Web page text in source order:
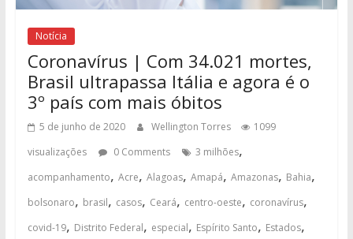
Notícia
Coronavírus | Com 34.021 mortes,
Brasil ultrapassa Itália e agora é o
3º país com mais óbitos
5 de junho de 2020 Wellington Torres
1099
visualizações
0 Comments 3 milhões,
acompanhamento, Acre, Alagoas, Amapá, Amazonas, Bahia,
bolsonaro, brasil, casos, Ceará, centro-oeste, coronavírus,
covid-19, Distrito Federal, especial, Espírito Santo, Estados,